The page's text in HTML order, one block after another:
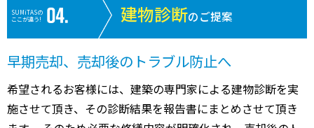
SUMiTASの
ここが違う!
建物診断のご提案
早期売却、売却後のトラブル防止へ
希望されるお客様には、建築の専門家による建物診断を実
施させて頂き、その診断結果を報告書にまとめさせて頂き